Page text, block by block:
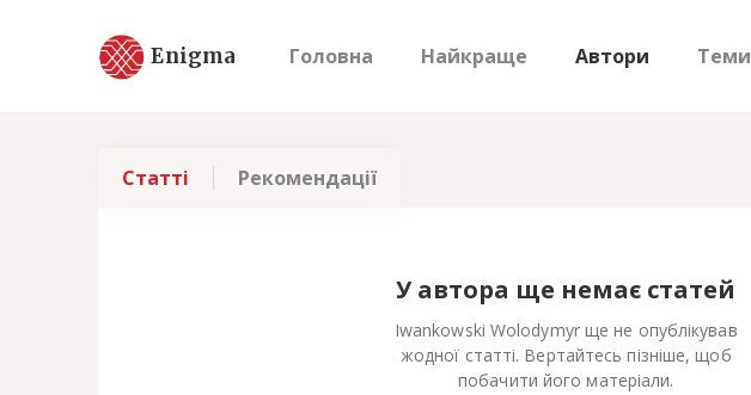
Enigma Головна Найкраще Автори Теми
Статті Рекомендації
У автора ще немає статей
Iwankowski Wolodymyr ще не опублікував
жодної статті. Вертайтесь пізніше, щоб
побачити його матеріали.